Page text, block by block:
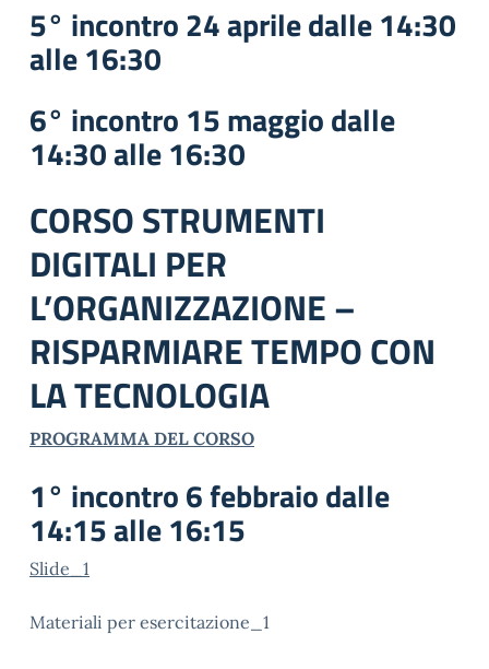
5° incontro 24 aprile dalle 14:30
alle 16:30
6° incontro 15 maggio dalle
14:30 alle 16:30
CORSO STRUMENTI
DIGITALI PER
L’ORGANIZZAZIONE –
RISPARMIARE TEMPO CON
LA TECNOLOGIA
PROGRAMMA DEL CORSO
1° incontro 6 febbraio dalle
14:15 alle 16:15
Slide_1
Materiali per esercitazione_1